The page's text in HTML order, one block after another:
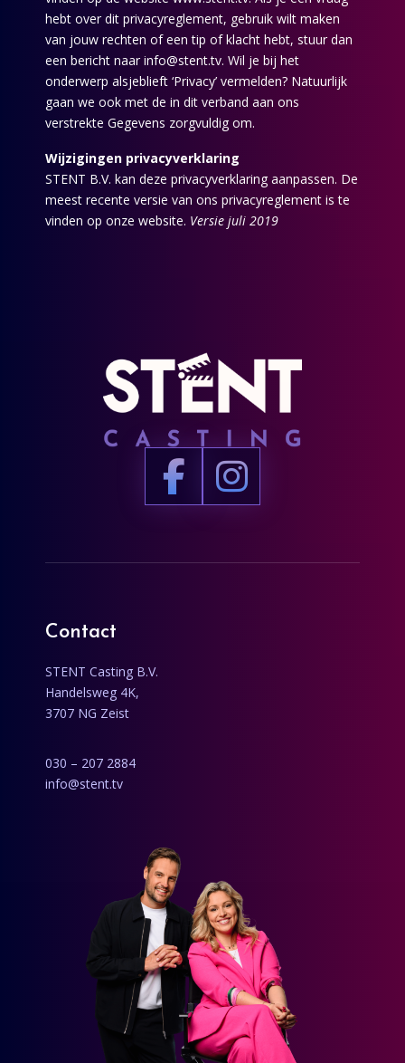
hebt over dit privacyreglement, gebruik wilt maken
van jouw rechten of een tip of klacht hebt, stuur dan
een bericht naar info@stent.tv. Wil je bij het
onderwerp alsjeblieft ‘Privacy’ vermelden? Natuurlijk
gaan we ook met de in dit verband aan ons
verstrekte Gegevens zorgvuldig om.
Wijzigingen privacyverklaring
STENT B.V. kan deze privacyverklaring aanpassen. De
meest recente versie van ons privacyreglement is te
vinden op onze website. Versie juli 2019
Contact
STENT Casting B.V.
Handelsweg 4K,
3707 NG Zeist
030 – 207 2884
info@stent.tv